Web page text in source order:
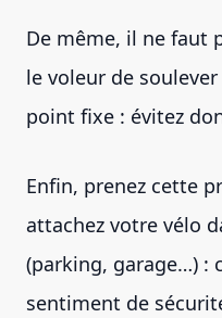
De même, il ne faut
le voleur de
point fixe : évitez
Enfin, prenez cette
attachez votre vélo
(parking, garage…) :
sentiment de